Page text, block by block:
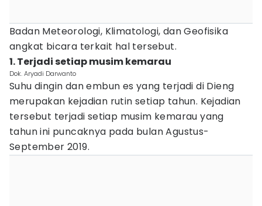
Badan Meteorologi, Klimatologi, dan Geofisika
angkat bicara terkait hal tersebut.
1. Terjadi setiap musim kemarau
Dok. Aryadi Darwanto
Suhu dingin dan embun es yang terjadi di Dieng
merupakan kejadian rutin setiap tahun. Kejadian
tersebut terjadi setiap musim kemarau yang
tahun ini puncaknya pada bulan Agustus-
September 2019.